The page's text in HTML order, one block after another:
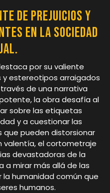
de prejuicios y
en la sociedad
por su valiente
y estereotipos arraigados
de una narrativa
la obra desafía al
sobre las etiquetas
y a cuestionar las
que pueden distorsionar
valentía, el cortometraje
devastadoras de la
a mirar más allá de las
humanidad común que
humanos.